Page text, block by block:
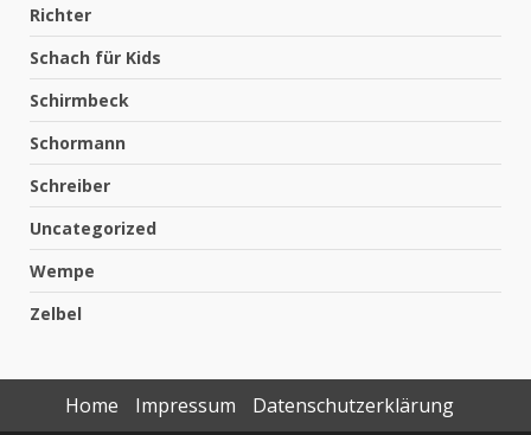
Richter
Schach für Kids
Schirmbeck
Schormann
Schreiber
Uncategorized
Wempe
Zelbel
Home Impressum Datenschutzerklärung